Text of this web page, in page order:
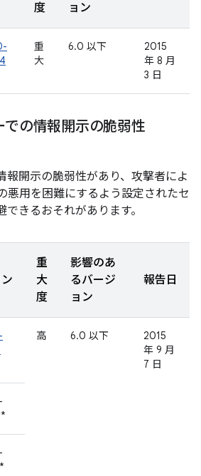
度
ョン
重
大
6.0 以下
2015
年 8 月
3 日
での情報開示の脆弱性
報開示の脆弱性があり、攻撃者によ
悪用を困難にするよう設定されたセ
きるおそれがあります。
重
大
度
影響のあ
るバージ
ョン
報告日
高 6.0 以下
2015
年 9 月
7 日